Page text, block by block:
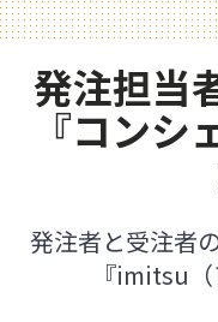
発注担当
『コンシ
発注者と受注者
『imitsu